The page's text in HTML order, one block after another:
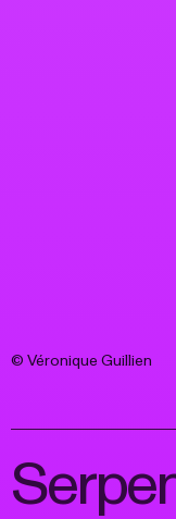
© Véronique Guillien